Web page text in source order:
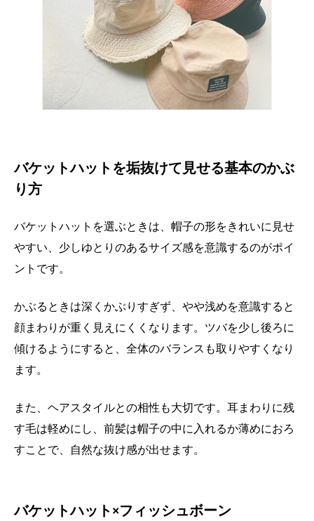
バケットハットを垢抜けて見せる基本のかぶ
り方
バケットハットを選ぶときは、帽子の形をきれいに見せ
やすい、少しゆとりのあるサイズ感を意識するのがポイ
ントです。
かぶるときは深くかぶりすぎず、やや浅めを意識すると
顔まわりが重く見えにくくなります。ツバを少し後ろに
傾けるようにすると、全体のバランスも取りやすくなり
ます。
また、ヘアスタイルとの相性も大切です。耳まわりに残
す毛は軽めにし、前髪は帽子の中に入れるか薄めにおろ
すことで、自然な抜け感が出せます。
バケットハット×フィッシュボーン